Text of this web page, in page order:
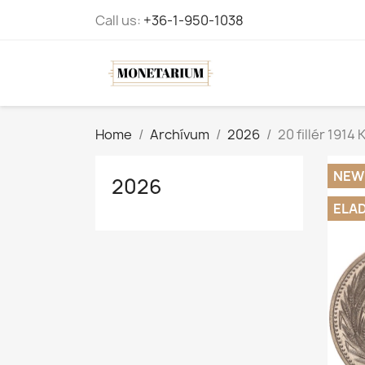
Call us: +36-1-950-1038
Home Archívum 2026 20 fillér 1914
2026
NEW